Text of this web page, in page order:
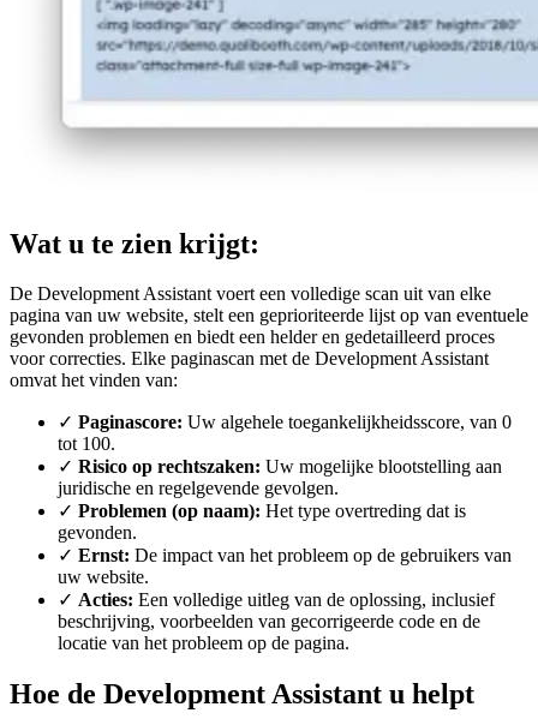
Wat u te zien krijgt:
De Development Assistant voert een volledige scan uit van elke
pagina van uw website, stelt een geprioriteerde lijst op van eventuele
gevonden problemen en biedt een helder en gedetailleerd proces
voor correcties. Elke paginascan met de Development Assistant
omvat het vinden van:
✓ Paginascore: Uw algehele toegankelijkheidsscore, van 0
tot 100.
✓ Risico op rechtszaken: Uw mogelijke blootstelling aan
juridische en regelgevende gevolgen.
✓ Problemen (op naam): Het type overtreding dat is
gevonden.
✓ Ernst: De impact van het probleem op de gebruikers van
uw website.
✓ Acties: Een volledige uitleg van de oplossing, inclusief
beschrijving, voorbeelden van gecorrigeerde code en de
locatie van het probleem op de pagina.
Hoe de Development Assistant u helpt